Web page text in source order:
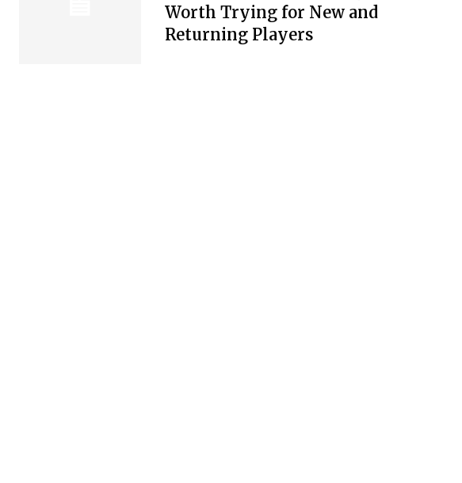
Worth Trying for New and
Returning Players